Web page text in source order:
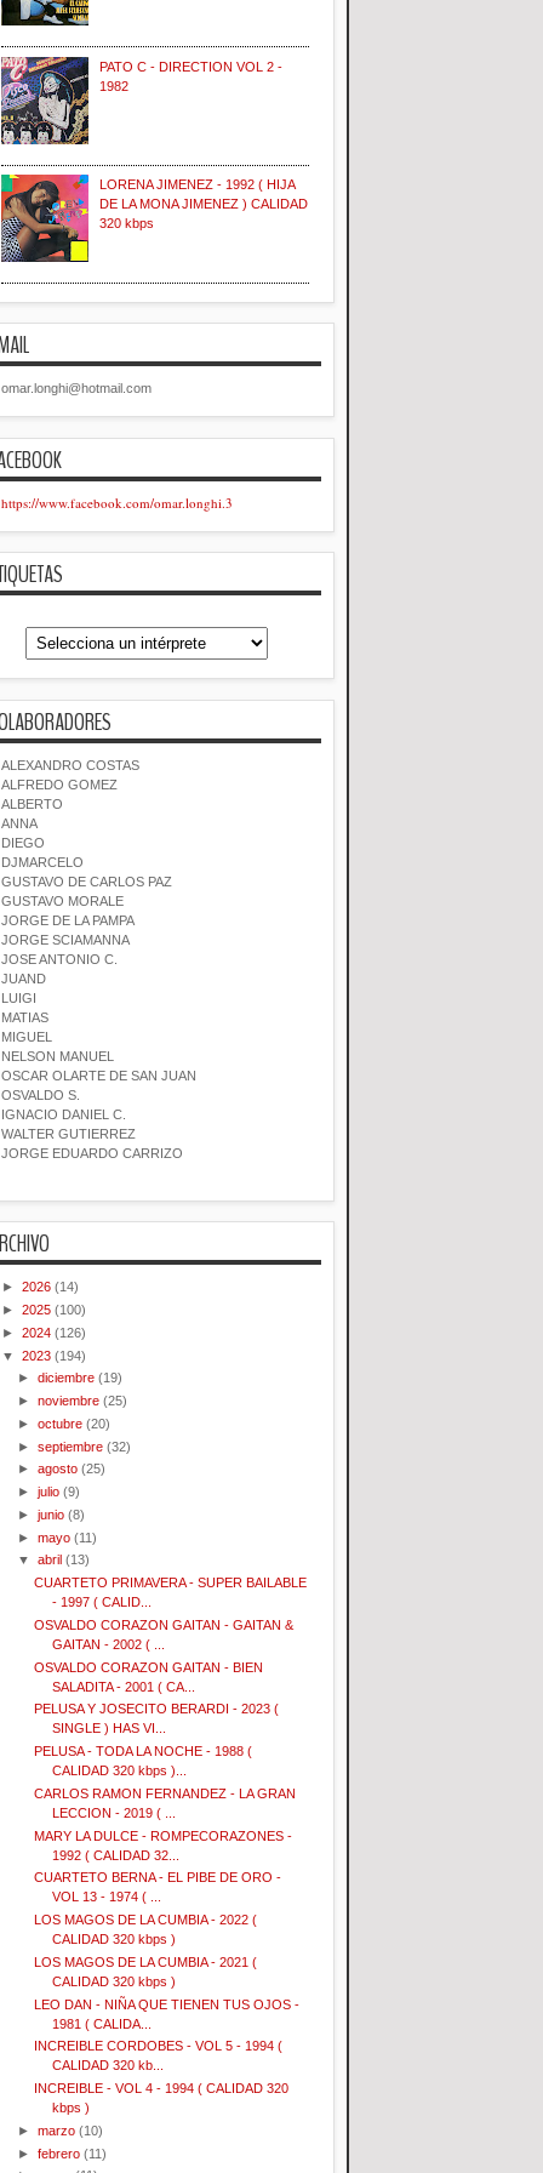
PATO C - DIRECTION VOL 2 -
1982
LORENA JIMENEZ - 1992 ( HIJA
DE LA MONA JIMENEZ ) CALIDAD
320 kbps
omar.longhi@hotmail.com
https://www.facebook.com/omar.longhi.3
ALEXANDRO COSTAS
ALFREDO GOMEZ
ALBERTO
ANNA
DIEGO
DJMARCELO
GUSTAVO DE CARLOS PAZ
GUSTAVO MORALE
JORGE DE LA PAMPA
JORGE SCIAMANNA
JOSE ANTONIO C.
JUAND
LUIGI
MATIAS
MIGUEL
NELSON MANUEL
OSCAR OLARTE DE SAN JUAN
OSVALDO S.
IGNACIO DANIEL C.
WALTER GUTIERREZ
JORGE EDUARDO CARRIZO
► 2026 (14)
► 2025 (100)
► 2024 (126)
▼ 2023 (194)
►diciembre (19)
►noviembre (25)
►octubre (20)
►septiembre (32)
►agosto (25)
►julio (9)
►junio (8)
►mayo (11)
▼abril (13)
CUARTETO PRIMAVERA - SUPER BAILABLE
- 1997 ( CALID...
OSVALDO CORAZON GAITAN - GAITAN &
GAITAN - 2002 ( ...
OSVALDO CORAZON GAITAN - BIEN
SALADITA - 2001 ( CA...
PELUSA Y JOSECITO BERARDI - 2023 (
SINGLE ) HAS VI...
PELUSA - TODA LA NOCHE - 1988 (
CALIDAD 320 kbps )...
CARLOS RAMON FERNANDEZ - LA GRAN
LECCION - 2019 ( ...
MARY LA DULCE - ROMPECORAZONES -
1992 ( CALIDAD 32...
CUARTETO BERNA - EL PIBE DE ORO -
VOL 13 - 1974 ( ...
LOS MAGOS DE LA CUMBIA - 2022 (
CALIDAD 320 kbps )
LOS MAGOS DE LA CUMBIA - 2021 (
CALIDAD 320 kbps )
LEO DAN - NIÑA QUE TIENEN TUS OJOS -
1981 ( CALIDA...
INCREIBLE CORDOBES - VOL 5 - 1994 (
CALIDAD 320 kb...
INCREIBLE - VOL 4 - 1994 ( CALIDAD 320
kbps )
►marzo (10)
►febrero (11)